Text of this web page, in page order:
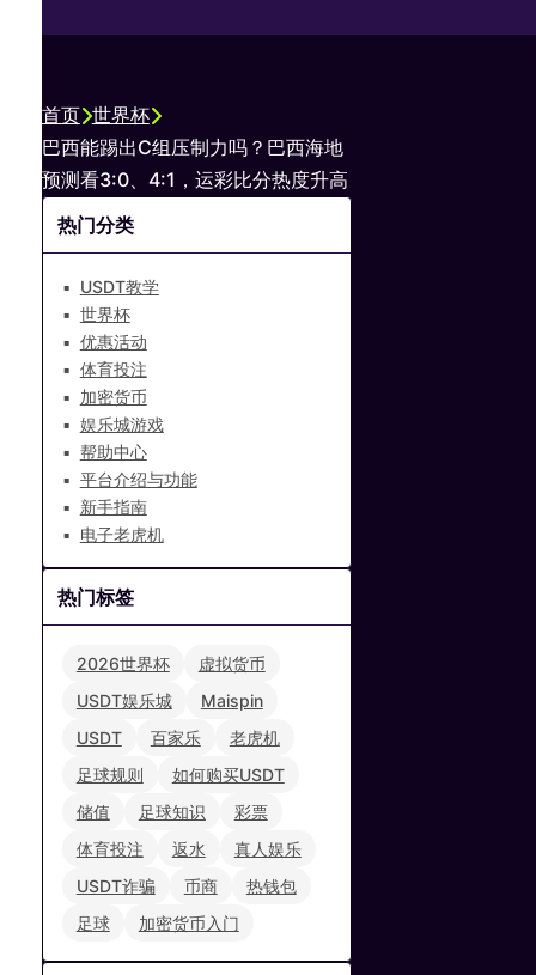
首页 世界杯
巴西能踢出C组压制力吗？巴西海地
预测看3:0、4:1，运彩比分热度升高
热门分类
USDT教学
世界杯
优惠活动
体育投注
加密货币
娱乐城游戏
帮助中心
平台介绍与功能
新手指南
电子老虎机
热门标签
2026世界杯
虚拟货币
USDT娱乐城
Maispin
USDT
百家乐
老虎机
足球规则
如何购买USDT
储值
足球知识
彩票
体育投注
返水
真人娱乐
USDT诈骗
币商
热钱包
足球
加密货币入门